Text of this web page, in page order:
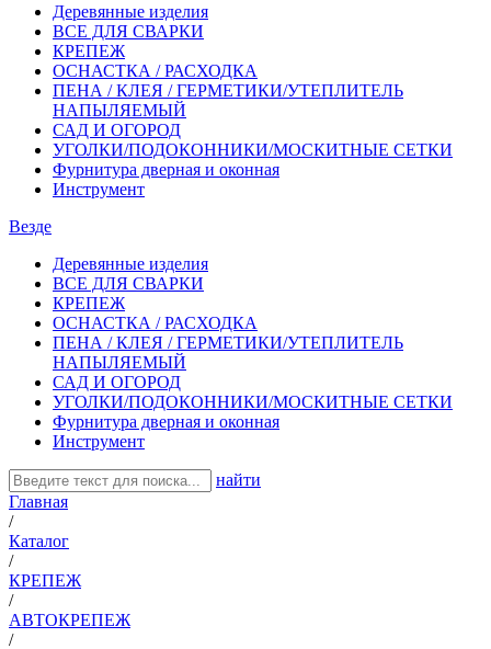
Деревянные изделия
ВСЕ ДЛЯ СВАРКИ
КРЕПЕЖ
ОСНАСТКА / РАСХОДКА
ПЕНА / КЛЕЯ / ГЕРМЕТИКИ/УТЕПЛИТЕЛЬ
НАПЫЛЯЕМЫЙ
САД И ОГОРОД
УГОЛКИ/ПОДОКОННИКИ/МОСКИТНЫЕ СЕТКИ
Фурнитура дверная и оконная
Инструмент
Везде
Деревянные изделия
ВСЕ ДЛЯ СВАРКИ
КРЕПЕЖ
ОСНАСТКА / РАСХОДКА
ПЕНА / КЛЕЯ / ГЕРМЕТИКИ/УТЕПЛИТЕЛЬ
НАПЫЛЯЕМЫЙ
САД И ОГОРОД
УГОЛКИ/ПОДОКОННИКИ/МОСКИТНЫЕ СЕТКИ
Фурнитура дверная и оконная
Инструмент
найти
Главная
/
Каталог
/
КРЕПЕЖ
/
АВТОКРЕПЕЖ
/